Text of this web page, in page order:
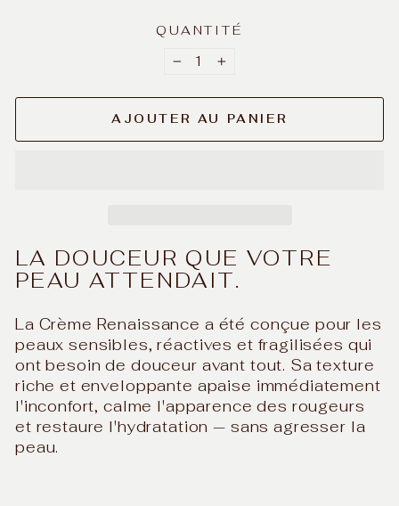
QUANTITÉ
+
AJOUTER AU PANIER
LA DOUCEUR QUE VOTRE
PEAU ATTENDAIT.
La Crème Renaissance a été conçue pour les
peaux sensibles, réactives et fragilisées qui
ont besoin de douceur avant tout. Sa texture
riche et enveloppante apaise immédiatement
l'inconfort, calme l'apparence des rougeurs
et restaure l'hydratation — sans agresser la
peau.